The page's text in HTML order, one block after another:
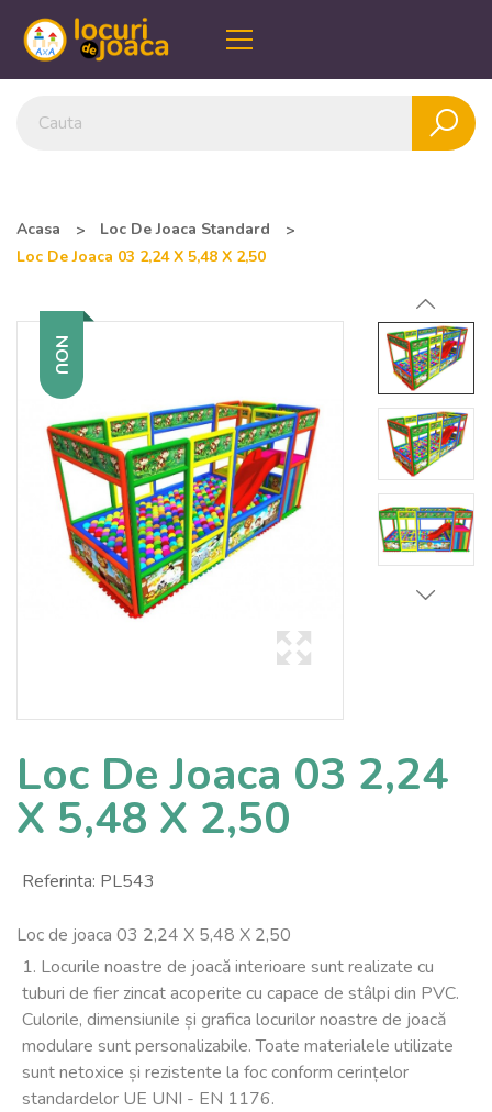
Acasa
Loc De Joaca Standard
Loc De Joaca 03 2,24 X 5,48 X 2,50
NOU
Loc De Joaca 03 2,24
X 5,48 X 2,50
Referinta: PL543
Loc de joaca 03 2,24 X 5,48 X 2,50
1. Locurile noastre de joacă interioare sunt realizate cu
tuburi de fier zincat acoperite cu capace de stâlpi din PVC.
Culorile, dimensiunile și grafica locurilor noastre de joacă
modulare sunt personalizabile. Toate materialele utilizate
sunt netoxice și rezistente la foc conform cerințelor
standardelor UE UNI - EN 1176.